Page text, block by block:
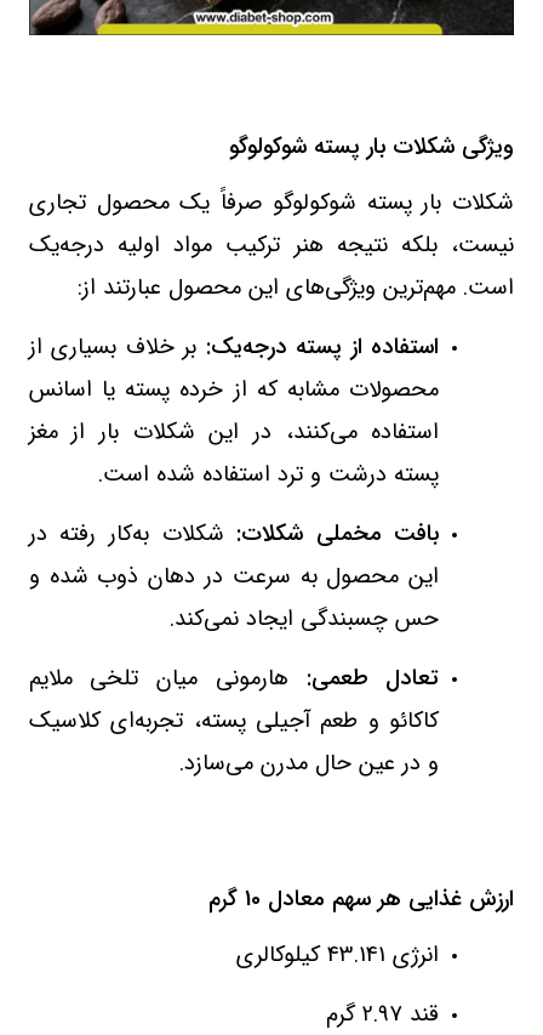
ویژگی‌ شکلات بار پسته شوکولوگو
شکلات بار پسته شوکولوگو صرفاً یک محصول تجاری
نیست، بلکه نتیجه هنر ترکیب مواد اولیه درجه‌یک
است. مهم‌ترین ویژگی‌های این محصول عبارتند از:
استفاده از پسته درجه‌یک: بر خلاف بسیاری از
محصولات مشابه که از خرده پسته یا اسانس
استفاده می‌کنند، در این شکلات بار از مغز
پسته درشت و ترد استفاده شده است.
بافت مخملی شکلات: شکلات به‌کار رفته در
این محصول به سرعت در دهان ذوب شده و
حس چسبندگی ایجاد نمی‌کند.
تعادل طعمی: هارمونی میان تلخی ملایم
کاکائو و طعم آجیلی پسته، تجربه‌ای کلاسیک
و در عین حال مدرن می‌سازد.
ارزش غذایی هر سهم معادل 10 گرم
انرژی 43.141 کیلوکالری
قند 2.97 گرم